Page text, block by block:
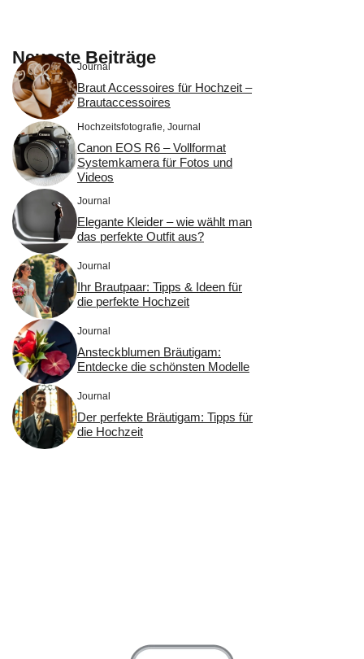
Neueste Beiträge
Journal
Braut Accessoires für Hochzeit –
Brautaccessoires
Hochzeitsfotografie Journal
Canon EOS R6 – Vollformat
Systemkamera für Fotos und
Videos
Journal
Elegante Kleider – wie wählt man
das perfekte Outfit aus?
Journal
Ihr Brautpaar: Tipps & Ideen für
die perfekte Hochzeit
Journal
Ansteckblumen Bräutigam:
Entdecke die schönsten Modelle
Journal
Der perfekte Bräutigam: Tipps für
die Hochzeit